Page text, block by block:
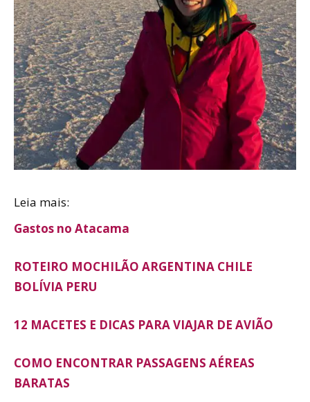
Leia mais:
Gastos no Atacama
ROTEIRO MOCHILÃO ARGENTINA CHILE
BOLÍVIA PERU
12 MACETES E DICAS PARA VIAJAR DE AVIÃO
COMO ENCONTRAR PASSAGENS AÉREAS
BARATAS